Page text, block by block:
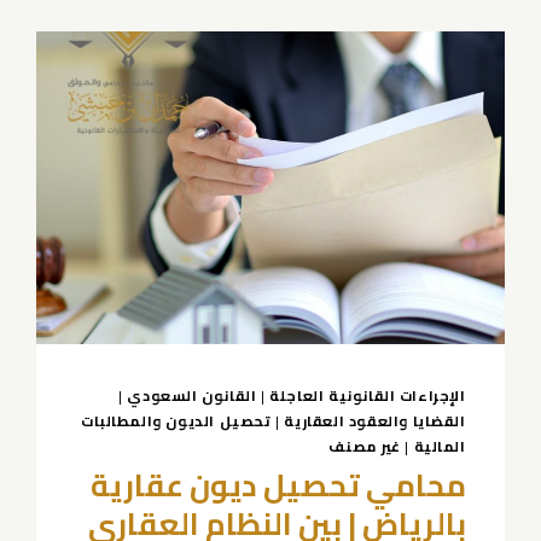
|
حمدان
بن
حبشي
|
ناجحة
الإجراءات القانونية العاجلة | القانون السعودي |
القضايا والعقود العقارية | تحصيل الديون والمطالبات
المالية | غير مصنف
محامي تحصيل ديون عقارية
بالرياض | بين النظام العقاري